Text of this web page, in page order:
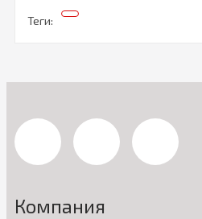
Теги:
Компания